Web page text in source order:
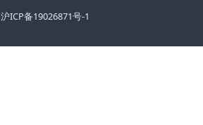
沪ICP备19026871号-1